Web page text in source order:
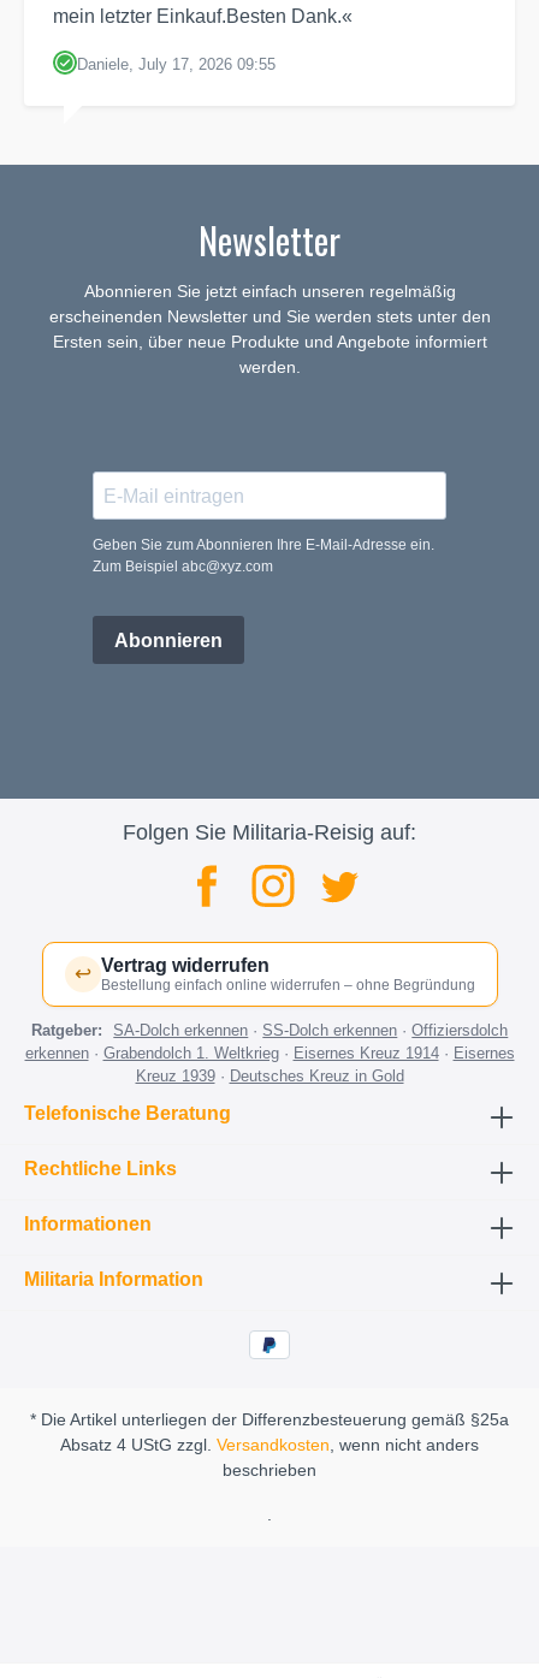
mein letzter Einkauf.Besten Dank.«
Daniele, July 17, 2026 09:55
Newsletter
Abonnieren Sie jetzt einfach unseren regelmäßig
erscheinenden Newsletter und Sie werden stets unter den
Ersten sein, über neue Produkte und Angebote informiert
werden.
Geben Sie zum Abonnieren Ihre E-Mail-Adresse ein.
Zum Beispiel abc@xyz.com
Abonnieren
Folgen Sie Militaria-Reisig auf:
↩ Vertrag widerrufen
Bestellung einfach online widerrufen – ohne Begründung
Ratgeber: SA-Dolch erkennen ·SS-Dolch erkennen ·Offiziersdolch
erkennen· Grabendolch 1. Weltkrieg· Eisernes Kreuz 1914· Eisernes
Kreuz 1939· Deutsches Kreuz in Gold
Telefonische Beratung
Rechtliche Links
Informationen
Militaria Information
* Die Artikel unterliegen der Differenzbesteuerung gemäß §25a
Absatz 4 UStG zzgl. Versandkosten, wenn nicht anders
beschrieben
.